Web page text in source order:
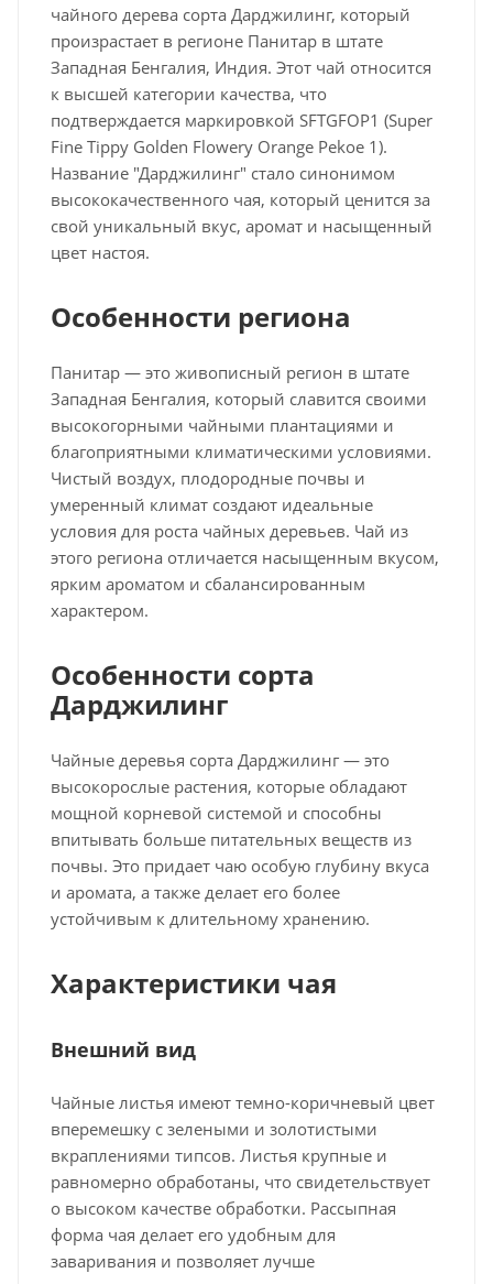
чайного дерева сорта Дарджилинг, который
произрастает в регионе Панитар в штате
Западная Бенгалия, Индия. Этот чай относится
к высшей категории качества, что
подтверждается маркировкой SFTGFOP1 (Super
Fine Tippy Golden Flowery Orange Pekoe 1).
Название "Дарджилинг" стало синонимом
высококачественного чая, который ценится за
свой уникальный вкус, аромат и насыщенный
цвет настоя.
Особенности региона
Панитар — это живописный регион в штате
Западная Бенгалия, который славится своими
высокогорными чайными плантациями и
благоприятными климатическими условиями.
Чистый воздух, плодородные почвы и
умеренный климат создают идеальные
условия для роста чайных деревьев. Чай из
этого региона отличается насыщенным вкусом,
ярким ароматом и сбалансированным
характером.
Особенности сорта
Дарджилинг
Чайные деревья сорта Дарджилинг — это
высокорослые растения, которые обладают
мощной корневой системой и способны
впитывать больше питательных веществ из
почвы. Это придает чаю особую глубину вкуса
и аромата, а также делает его более
устойчивым к длительному хранению.
Характеристики чая
Внешний вид
Чайные листья имеют темно-коричневый цвет
вперемешку с зелеными и золотистыми
вкраплениями типсов. Листья крупные и
равномерно обработаны, что свидетельствует
о высоком качестве обработки. Рассыпная
форма чая делает его удобным для
заваривания и позволяет лучше